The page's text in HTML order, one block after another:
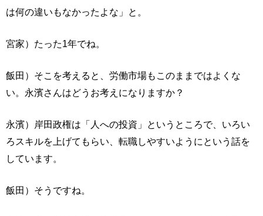
は何の違いもなかったよな」と。
宮家）たった1年でね。
飯田）そこを考えると、労働市場もこのままではよくな
い。永濱さんはどうお考えになりますか？
永濱）岸田政権は「人への投資」というところで、いろい
ろスキルを上げてもらい、転職しやすいようにという話を
しています。
飯田）そうですね。